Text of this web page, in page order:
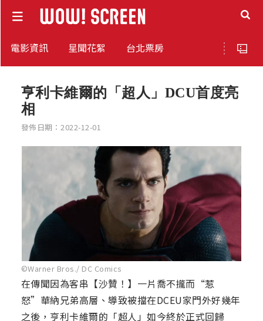
電影資訊 星聞花絮 台北票房
亨利卡維爾的「超人」DCU首度亮
相
發佈日期：2022-12-01
©Warner Bros./ DC Comics
在傳聞因為客串【沙贊！】一片喬不攏而“惹
怒”華納兄弟高層、導致被擋在DCEU家門外好幾年
之後，亨利卡維爾的「超人」如今終於正式回歸